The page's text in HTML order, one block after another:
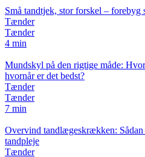
Små tandtjek, stor forskel – forebyg
Tænder
Tænder
4 min
Mundskyl på den rigtige måde:
hvornår er det bedst?
Tænder
Tænder
7 min
Overvind tandlægeskrækken:
tandpleje
Tænder